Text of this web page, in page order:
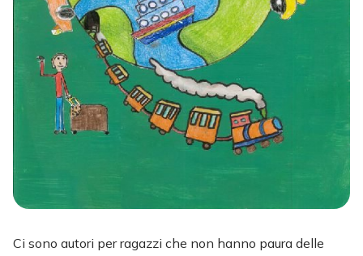
Ci sono autori per ragazzi che non hanno paura delle